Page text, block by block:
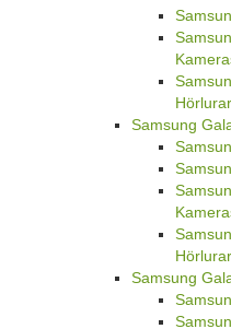
Hörlurar
Samsung
Hörlurar
Samsung